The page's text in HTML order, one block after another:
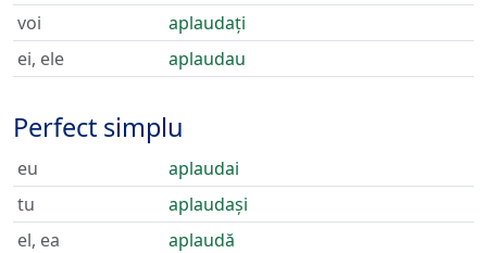
voi
aplaudați
ei, ele
aplaudau
Perfect simplu
eu
aplaudai
tu
aplaudași
el, ea
aplaudă